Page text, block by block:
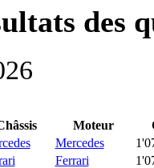
des
Moteur
Mercedes
Ferrari